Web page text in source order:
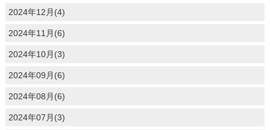
2024年12月(4)
2024年11月(6)
2024年10月(3)
2024年09月(6)
2024年08月(6)
2024年07月(3)